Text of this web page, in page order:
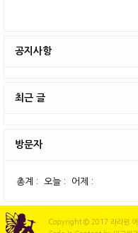
공지사항
최근 글
방문자
총계 : 오늘 : 어제 :
Copyright © 2017 라라윈 어